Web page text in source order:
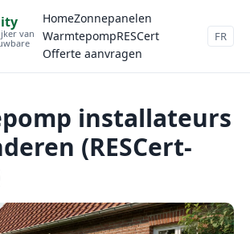
van
HomeZonnepanelen
WarmtepompRESCert
Offerte aanvragen
FR
installateurs
(RESCert-